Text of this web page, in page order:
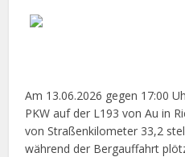
Am 13.06.2026 gegen 17:00
PKW auf der L193 von Au in
von Straßenkilometer 33,2
während der Bergauffahrt